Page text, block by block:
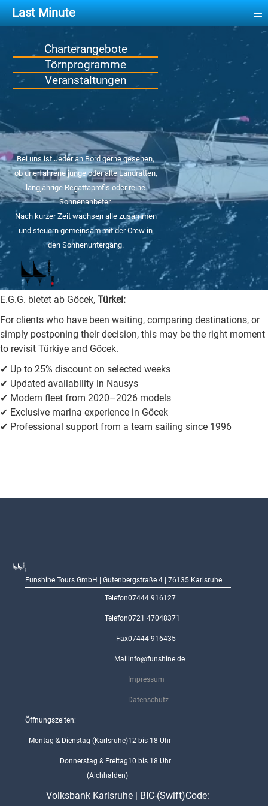
Charterangebote
Törnprogramme
Veranstaltungen
Bei uns ist Jeder an Bord gerne gesehen,
ob unerfahrene junge oder alte Landratten,
langjährige Regattaprofis oder reine
Sonnenanbeter.
Nach kurzer Zeit wachsen alle zusammen
und steuern gemeinsam mit der Crew in
den Sonnenuntergang.
E.G.G. bietet ab Göcek, Türkei:
For clients who have been waiting, comparing destinations, or
simply postponing their decision, this may be the right moment
to revisit Türkiye and Göcek.
✔ Up to 25% discount on selected weeks
✔ Updated availability in Nausys
✔ Modern fleet from 2020–2026 models
✔ Exclusive marina experience in Göcek
✔ Professional support from a team sailing since 1996
Funshine Tours GmbH | Gutenbergstraße 4 | 76135 Karlsruhe
Telefon07444 916127
Telefon0721 47048371
Fax07444 916435
Mail info@funshine.de
Impressum
Datenschutz
Öffnungszeiten:
Montag & Dienstag (Karlsruhe)12 bis 18 Uhr
Donnerstag & Freitag
(Aichhalden)
10 bis 18 Uhr
Volksbank Karlsruhe | BIC-(Swift)Code:
Last Minute ≡